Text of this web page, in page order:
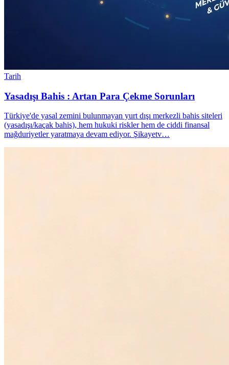
Tarih
Yasadışı Bahis : Artan Para Çekme Sorunları
Türkiye'de yasal zemini bulunmayan yurt dışı merkezli bahis siteleri
(yasadışı/kaçak bahis), hem hukuki riskler hem de ciddi finansal
mağduriyetler yaratmaya devam ediyor. Şikayetv…